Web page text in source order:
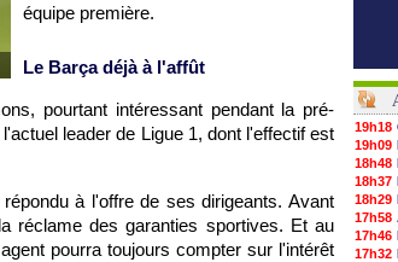
équipe première.
Le Barça déjà à l'affût
pourtant intéressant pendant la pré-
leader de Ligue 1, dont l'effectif est
à l'offre de ses dirigeants. Avant
réclame des garanties sportives. Et au
pourra toujours compter sur l'intérêt
19h18
19h09
18h48
18h37
18h29
17h58
17h46
17h32